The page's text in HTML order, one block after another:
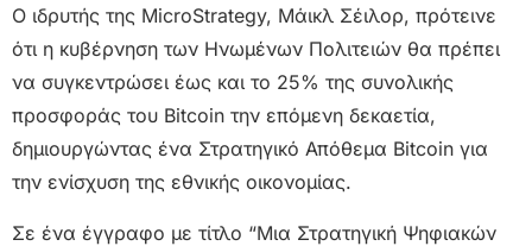
Ο ιδρυτής της MicroStrategy, Μάικλ Σέιλορ, πρότεινε
ότι η κυβέρνηση των Ηνωμένων Πολιτειών θα πρέπει
να συγκεντρώσει έως και το 25% της συνολικής
προσφοράς του Bitcoin την επόμενη δεκαετία,
δημιουργώντας ένα Στρατηγικό Απόθεμα Bitcoin για
την ενίσχυση της εθνικής οικονομίας.
Σε ένα έγγραφο με τίτλο “Μια Στρατηγική Ψηφιακών